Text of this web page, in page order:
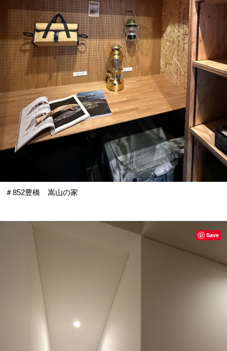
＃852豊橋 嵩山の家
Save